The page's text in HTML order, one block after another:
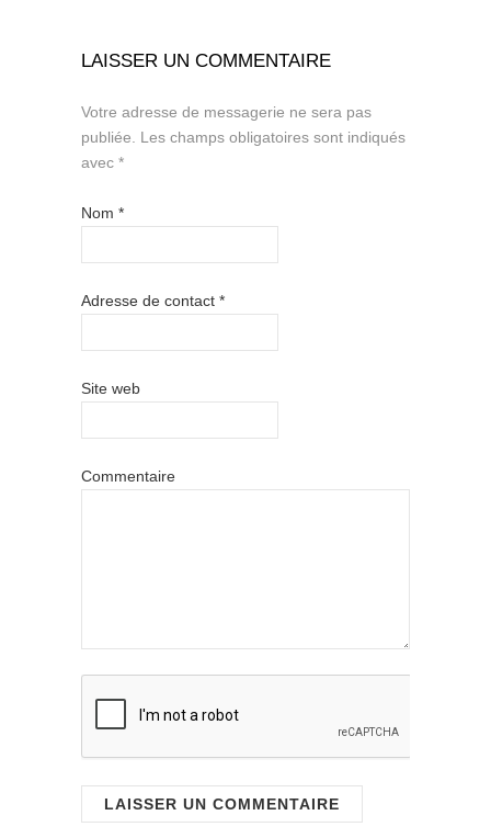
LAISSER UN COMMENTAIRE
Votre adresse de messagerie ne sera pas
publiée. Les champs obligatoires sont indiqués
avec *
Nom *
Adresse de contact *
Site web
Commentaire